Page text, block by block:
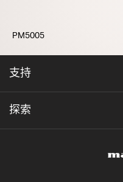
PM5005
支持
探索